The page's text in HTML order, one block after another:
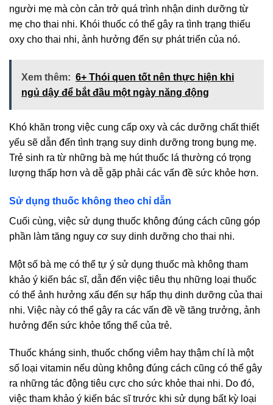
người mẹ mà còn cản trở quá trình nhận dinh dưỡng từ
mẹ cho thai nhi. Khói thuốc có thể gây ra tình trạng thiếu
oxy cho thai nhi, ảnh hưởng đến sự phát triển của nó.
Xem thêm: 6+ Thói quen tốt nên thực hiện khi
ngủ dậy để bắt đầu một ngày năng động
Khó khăn trong việc cung cấp oxy và các dưỡng chất thiết
yếu sẽ dẫn đến tình trạng suy dinh dưỡng trong bụng mẹ.
Trẻ sinh ra từ những bà mẹ hút thuốc lá thường có trọng
lượng thấp hơn và dễ gặp phải các vấn đề sức khỏe hơn.
Sử dụng thuốc không theo chỉ dẫn
Cuối cùng, việc sử dụng thuốc không đúng cách cũng góp
phần làm tăng nguy cơ suy dinh dưỡng cho thai nhi.
Một số bà mẹ có thể tự ý sử dụng thuốc mà không tham
khảo ý kiến bác sĩ, dẫn đến việc tiêu thụ những loại thuốc
có thể ảnh hưởng xấu đến sự hấp thụ dinh dưỡng của thai
nhi. Việc này có thể gây ra các vấn đề về tăng trưởng, ảnh
hưởng đến sức khỏe tổng thể của trẻ.
Thuốc kháng sinh, thuốc chống viêm hay thậm chí là một
số loại vitamin nếu dùng không đúng cách cũng có thể gây
ra những tác động tiêu cực cho sức khỏe thai nhi. Do đó,
việc tham khảo ý kiến bác sĩ trước khi sử dụng bất kỳ loại